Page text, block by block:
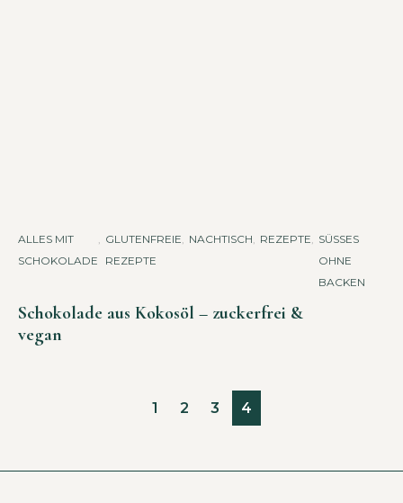
ALLES MIT
SCHOKOLADE
GLUTENFREIE
REZEPTE
NACHTISCH REZEPTE
SÜSSES O
HNE B
ACKEN
Schokolade aus Kokosöl – zuckerfrei &
vegan
1 2 3 4